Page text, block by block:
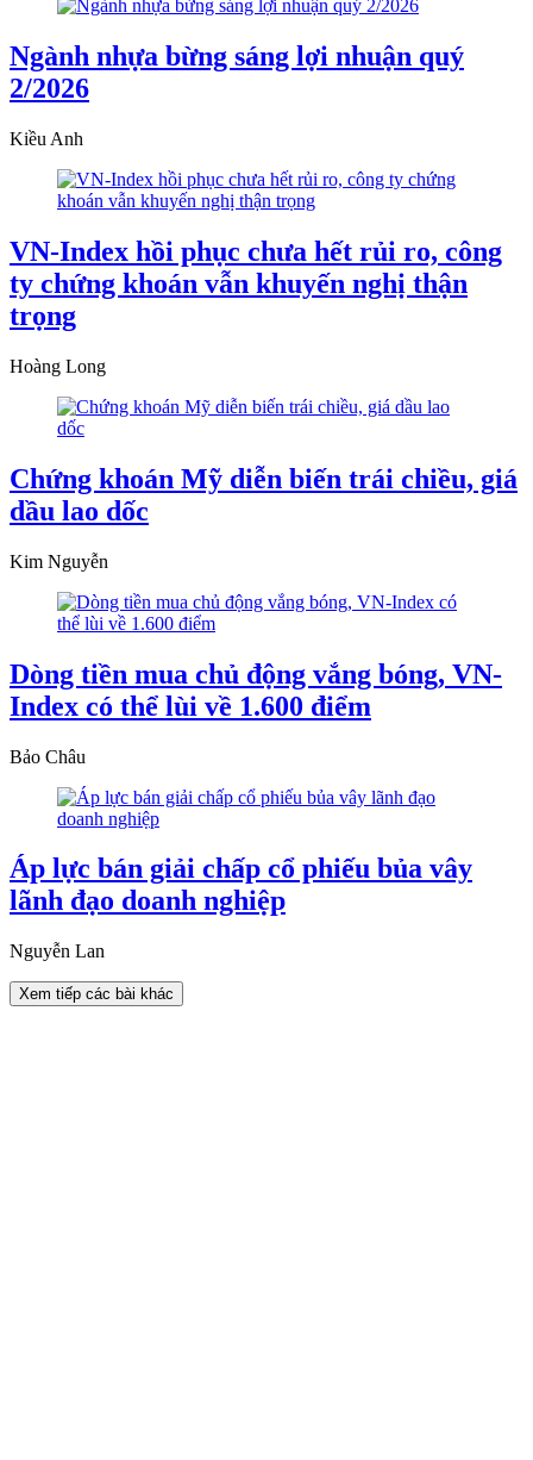
Ngành nhựa bừng sáng lợi nhuận quý
2/2026
Kiều Anh
VN-Index hồi phục chưa hết rủi ro, công
ty chứng khoán vẫn khuyến nghị thận
trọng
Hoàng Long
Chứng khoán Mỹ diễn biến trái chiều, giá
dầu lao dốc
Kim Nguyễn
Dòng tiền mua chủ động vắng bóng, VN-
Index có thể lùi về 1.600 điểm
Bảo Châu
Áp lực bán giải chấp cổ phiếu bủa vây
lãnh đạo doanh nghiệp
Nguyễn Lan
Xem tiếp các bài khác